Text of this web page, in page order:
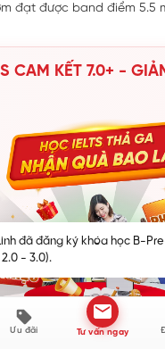
đạt được band điểm 5.5
CAM KẾT 7.0+ -
Ưu đãi Tư vấn ngay
đã đăng ký khóa học B-
- 3.0).